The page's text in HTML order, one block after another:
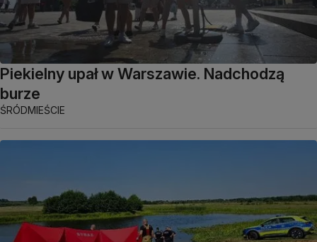
Piekielny upał w Warszawie. Nadchodzą
burze
ŚRÓDMIEŚCIE